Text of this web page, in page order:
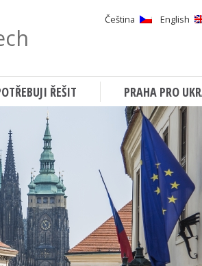
Čeština English
ŘEŠIT PRAHA PRO